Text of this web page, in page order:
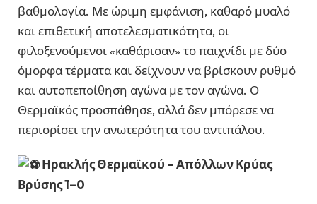
βαθμολογία. Με ώριμη εμφάνιση, καθαρό μυαλό
και επιθετική αποτελεσματικότητα, οι
φιλοξενούμενοι «καθάρισαν» το παιχνίδι με δύο
όμορφα τέρματα και δείχνουν να βρίσκουν ρυθμό
και αυτοπεποίθηση αγώνα με τον αγώνα. Ο
Θερμαϊκός προσπάθησε, αλλά δεν μπόρεσε να
περιορίσει την ανωτερότητα του αντιπάλου.
Ηρακλής Θερμαϊκού – Απόλλων Κρύας
Βρύσης 1–0